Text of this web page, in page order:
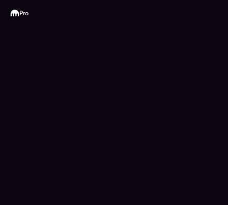
Kraken
Pro